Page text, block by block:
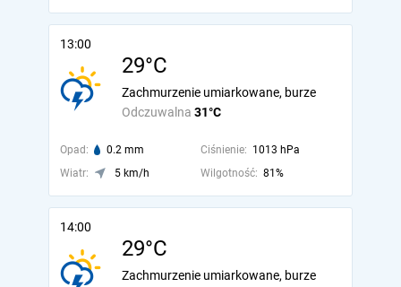
13:00
29°C
Odczuwalna 31°C
Zachmurzenie umiarkowane, burze
Opad: 0.2 mm Ciśnienie: 1013 hPa
Wiatr:
5 km/h Wilgotność: 81%
14:00
29°C
Zachmurzenie umiarkowane, burze